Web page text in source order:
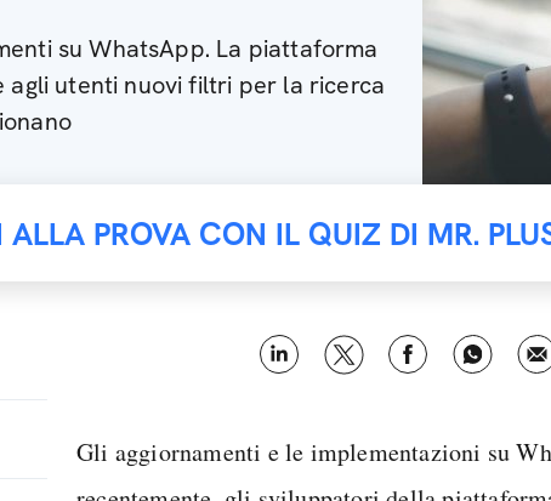
su WhatsApp. La piattaforma
agli utenti nuovi filtri per la ricerca
PROVA CON IL QUIZ DI MR.
Gli aggiornamenti e le implementazioni su